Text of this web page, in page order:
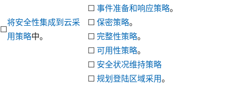
☐
将安全性集成到云采
用策略中。
☐ 事件准备和响应策略。
☐ 保密策略。
☐ 完整性策略。
☐ 可用性策略。
☐ 安全状况维持策略
☐ 规划登陆区域采用。